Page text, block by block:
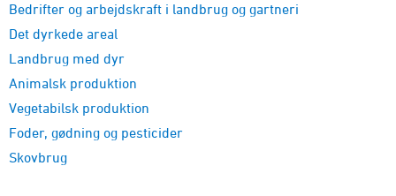
Bedrifter og arbejdskraft i landbrug og gartneri
Det dyrkede areal
Landbrug med dyr
Animalsk produktion
Vegetabilsk produktion
Foder, gødning og pesticider
Skovbrug